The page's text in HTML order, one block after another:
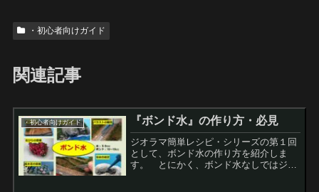
・初心者向けガイド
関連記事
・初心者向けガイド 『ボンド水』の作り方・必見
ジオラマ簡単レシピ・シリーズの第１回
として、ボンド水の作り方を紹介しま
す。 とにかく、ボンド水なしではジオ